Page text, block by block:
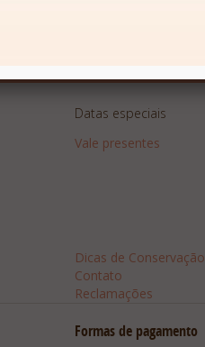
Datas especiais
Vale presentes
Dicas de Conservação
Contato
Reclamações
Formas de pagamento